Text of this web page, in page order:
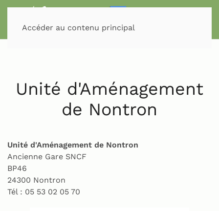
Accéder au contenu principal
Unité d'Aménagement
de Nontron
Unité d'Aménagement de Nontron
Ancienne Gare SNCF
BP46
24300 Nontron
Tél : 05 53 02 05 70